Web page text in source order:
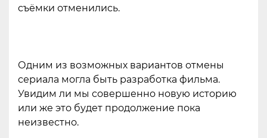
съёмки отменились.
Одним из возможных вариантов отмены
сериала могла быть разработка фильма.
Увидим ли мы совершенно новую историю
или же это будет продолжение пока
неизвестно.